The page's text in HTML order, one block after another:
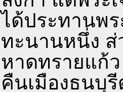
ได้ประทานพ
ทะนานหนึ่ง
หาดทรายแก้
คืนเมืองธนบุรี